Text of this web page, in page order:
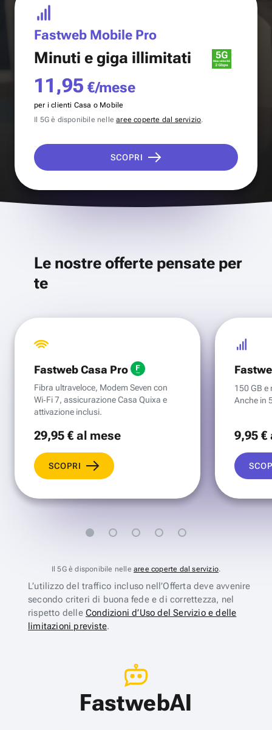
Fastweb Mobile Pro
Minuti e giga illimitati
11,95 €/mese
per i clienti Casa o Mobile
Il 5G è disponibile nellearee coperte dal servizio.
SCOPRI
Le nostre offerte pensate per
te
Fastweb Casa Pro
Fibra ultraveloce, Modem Seven con
Wi‑Fi 7, assicurazione Casa Quixa e
attivazione inclusi.
29,95 €al mese
SCOPRI
150 GB e
Anche in
9,95 €
Il 5G è disponibile nelle aree coperte dal servizio.
L’utilizzo del traffico incluso nell’Offerta deve avvenire
secondo criteri di buona fede e di correttezza, nel
rispetto delle Condizioni d’Uso del Servizio e delle
limitazioni previste.
FastwebAI